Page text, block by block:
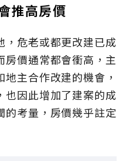
推高房價
，危老或都更改建已成
價通常都會衝高，主
主合作改建的機會，
也因此增加了建案的成
考量，房價幾乎註定